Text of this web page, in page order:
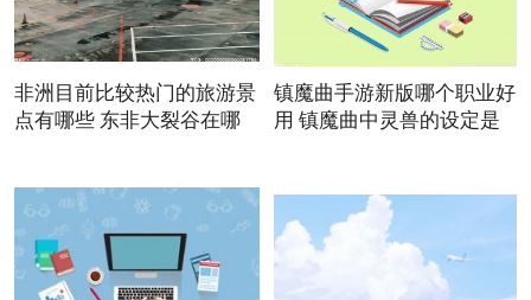
非洲目前比较热门的旅游景
点有哪些 东非大裂谷在哪
镇魔曲手游新版哪个职业好
用 镇魔曲中灵兽的设定是